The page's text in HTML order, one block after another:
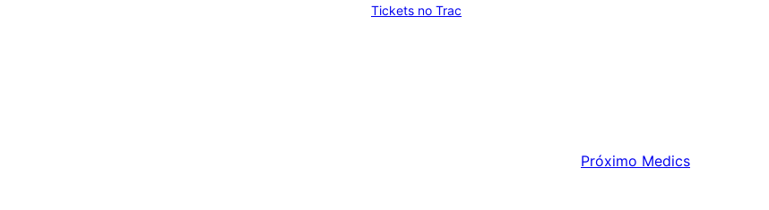
Tickets no Trac
Próximo Medics